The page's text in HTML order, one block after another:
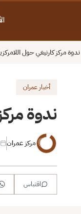
ندوة مركز كارنيغي حول
أخبار عمران
ندوة
مركز عمران
اقتباس